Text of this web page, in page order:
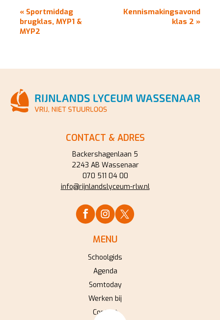
EVENEMENT
NAVIGATIE
« Sportmiddag
brugklas, MYP1 &
MYP2
Kennismakingsavond
klas 2 »
CONTACT & ADRES
Backershagenlaan 5
2243 AB Wassenaar
070 511 04 00
info@rijnlandslyceum-rlw.nl
MENU
Schoolgids
Agenda
Somtoday
Werken bij
Contact